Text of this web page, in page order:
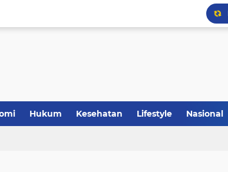
Hukum Kesehatan Lifestyle Nasional